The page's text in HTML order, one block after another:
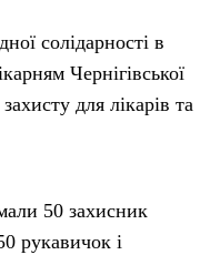
солідарності в
Чернігівської
для лікарів та
50 захисник
рукавичок і